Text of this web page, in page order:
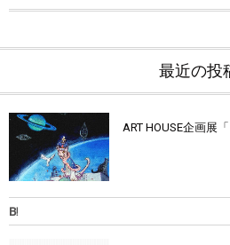
最近の投
ART HOUSE企画展